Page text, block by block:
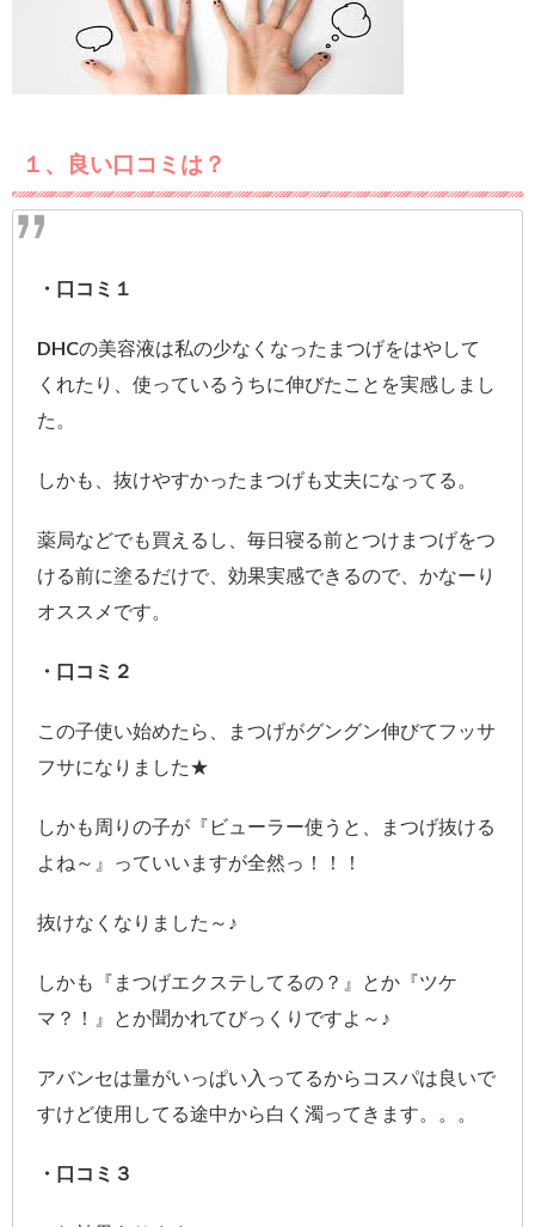
１、良い口コミは？
・口コミ１
DHCの美容液は私の少なくなったまつげをはやして
くれたり、使っているうちに伸びたことを実感しまし
た。
しかも、抜けやすかったまつげも丈夫になってる。
薬局などでも買えるし、毎日寝る前とつけまつげをつ
ける前に塗るだけで、効果実感できるので、かなーり
オススメです。
・口コミ２
この子使い始めたら、まつげがグングン伸びてフッサ
フサになりました★
しかも周りの子が『ビューラー使うと、まつげ抜ける
よね～』っていいますが全然っ！！！
抜けなくなりました～♪
しかも『まつげエクステしてるの？』とか『ツケ
マ？！』とか聞かれてびっくりですよ～♪
アバンセは量がいっぱい入ってるからコスパは良いで
すけど使用してる途中から白く濁ってきます。。。
・口コミ３